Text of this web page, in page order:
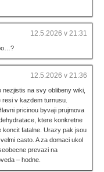
12.5.2026 v 21:31
12.5.2026 v 21:36
na svy oblibeny wiki,
v kazdem turnusu.
pricinou byvaji prujmova
ktere konkretne
koncit fatalne. Urazy pak jsou
casto. A za domaci ukol
prevazi na
– hodne.